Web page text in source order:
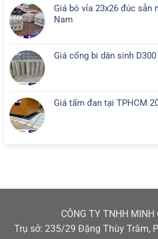
Giá bó vỉa 23x26 đúc
Nam
Giá cống bi dân sinh
Giá tấm đan tại TPHCM
CÔNG TY TNHH MINH
Trụ sở: 235/29 Đặng Thùy Trâm,